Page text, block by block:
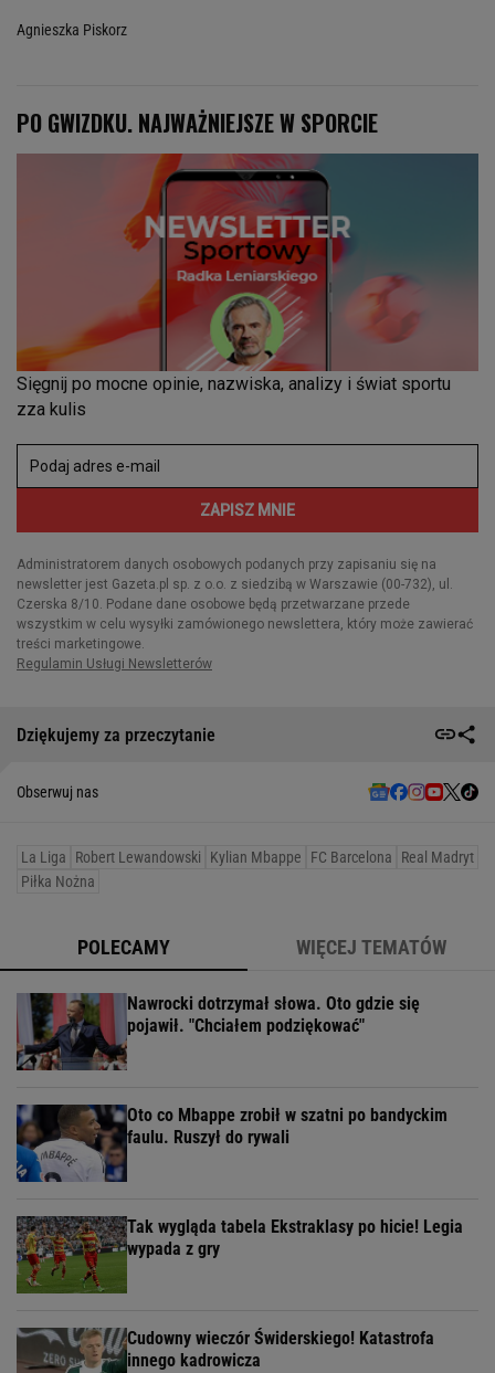
Agnieszka Piskorz
Dziękujemy za przeczytanie
Obserwuj nas
La Liga Robert Lewandowski Kylian Mbappe FC Barcelona
Real Madryt
Piłka Nożna
POLECAMY WIĘCEJ TEMATÓW
Nawrocki dotrzymał słowa. Oto gdzie się
pojawił. "Chciałem podziękować"
Oto co Mbappe zrobił w szatni po bandyckim
faulu. Ruszył do rywali
Tak wygląda tabela Ekstraklasy po hicie! Legia
wypada z gry
Cudowny wieczór Świderskiego! Katastrofa
innego kadrowicza